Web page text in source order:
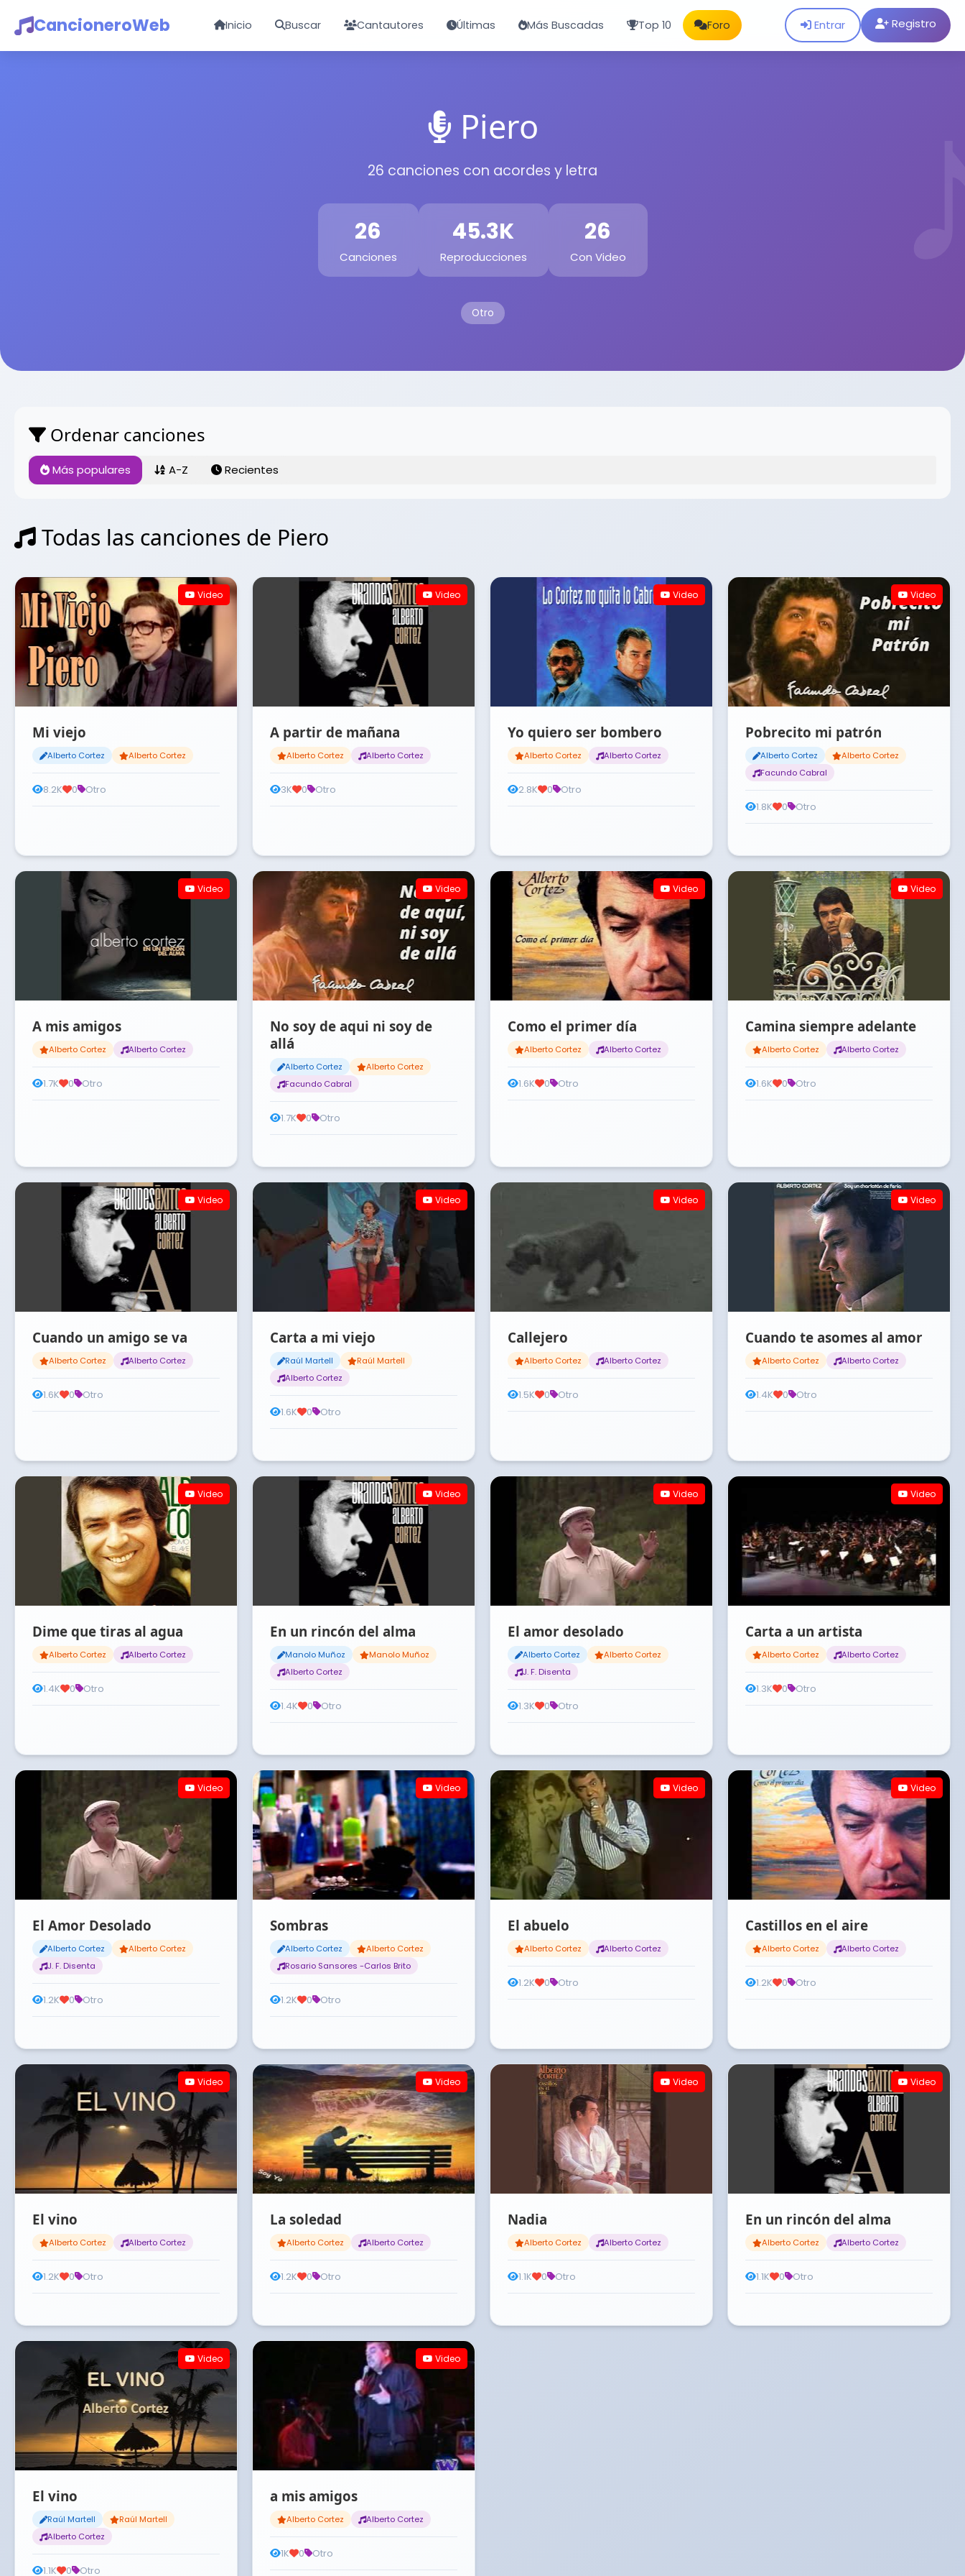
CancioneroWeb Inicio Buscar Cantautores Últimas Más Buscadas Top 10 Foro Entrar Registro
Piero
26 canciones con acordes y letra
26
Canciones
45.3K
Reproducciones
26
Con Video
Otro
Ordenar canciones
Más populares A-Z Recientes
Todas las canciones de Piero
Video
Mi viejo
Alberto Cortez Alberto Cortez
8.2K 0 Otro
Video
A partir de mañana
Alberto Cortez Alberto Cortez
3K 0 Otro
Video
Yo quiero ser bombero
Alberto Cortez Alberto Cortez
2.8K 0 Otro
Video
Pobrecito mi patrón
Alberto Cortez
Alberto Cortez
Facundo Cabral
1.8K 0 Otro
Video
A mis amigos
Alberto Cortez Alberto Cortez
1.7K 0 Otro
Video
No soy de aqui ni soy de
allá
Alberto Cortez
Alberto Cortez
Facundo Cabral
1.7K 0 Otro
Video
Como el primer día
Alberto Cortez Alberto Cortez
1.6K 0 Otro
Video
Camina siempre adelante
Alberto Cortez Alberto Cortez
1.6K 0 Otro
Video
Cuando un amigo se va
Alberto Cortez Alberto Cortez
1.6K 0 Otro
Video
Carta a mi viejo
Raúl Martell
Raúl Martell
Alberto Cortez
1.6K 0 Otro
Video
Callejero
Alberto Cortez Alberto Cortez
1.5K 0 Otro
Video
Cuando te asomes al amor
Alberto Cortez Alberto Cortez
1.4K 0 Otro
Video
Dime que tiras al agua
Alberto Cortez Alberto Cortez
1.4K 0 Otro
Video
En un rincón del alma
Manolo Muñoz
Manolo Muñoz
Alberto Cortez
1.4K 0 Otro
Video
El amor desolado
Alberto Cortez
Alberto Cortez
J. F. Disenta
1.3K 0 Otro
Video
Carta a un artista
Alberto Cortez Alberto Cortez
1.3K 0 Otro
Video
El Amor Desolado
Alberto Cortez
Alberto Cortez
J. F. Disenta
1.2K 0 Otro
Video
Sombras
Alberto Cortez
Alberto Cortez
Rosario Sansores -Carlos Brito
1.2K 0 Otro
Video
El abuelo
Alberto Cortez Alberto Cortez
1.2K 0 Otro
Video
Castillos en el aire
Alberto Cortez Alberto Cortez
1.2K 0 Otro
Video
El vino
Alberto Cortez Alberto Cortez
1.2K 0 Otro
Video
La soledad
Alberto Cortez Alberto Cortez
1.2K 0 Otro
Video
Nadia
Alberto Cortez Alberto Cortez
1.1K 0 Otro
Video
En un rincón del alma
Alberto Cortez Alberto Cortez
1.1K 0 Otro
Video
El vino
Raúl Martell
Raúl Martell
Alberto Cortez
1.1K 0 Otro
Video
a mis amigos
Alberto Cortez Alberto Cortez
1K 0 Otro